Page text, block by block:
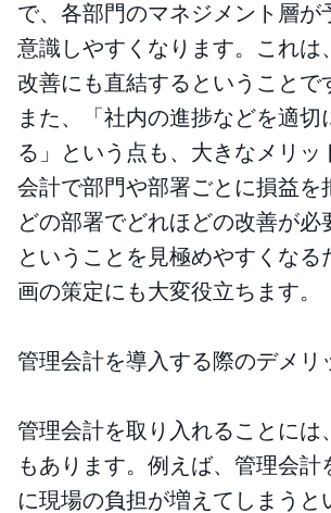
で、各部門のマネジメント層が
意識しやすくなります。これは
改善にも直結するということで
また、「社内の進捗などを適切
る」という点も、大きなメリッ
会計で部門や部署ごとに損益を
どの部署でどれほどの改善が必
ということを見極めやすくなる
画の策定にも大変役立ちます。
管理会計を導入する際のデメリ
管理会計を取り入れることには
もあります。例えば、管理会計
に現場の負担が増えてしまうと